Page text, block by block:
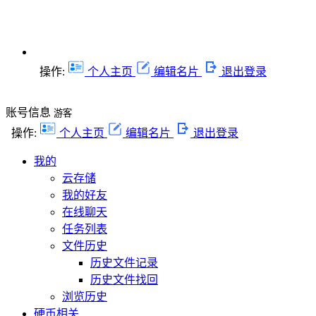
操作: 个人主页 编辑名片 退出登录
账号信息 游客
操作: 个人主页 编辑名片 退出登录
我的
云存储
我的好友
在线聊天
任务列表
文件历史
历史文件记录
历史文件找回
浏览历史
硬币相关